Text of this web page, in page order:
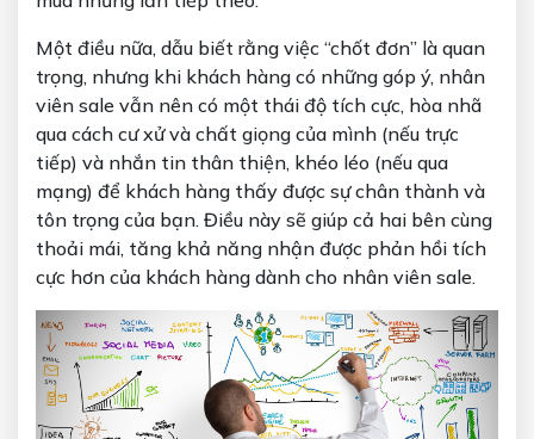
Một điều nữa, dẫu biết rằng việc “chốt đơn” là quan
trọng, nhưng khi khách hàng có những góp ý, nhân
viên sale vẫn nên có một thái độ tích cực, hòa nhã
qua cách cư xử và chất giọng của mình (nếu trực
tiếp) và nhắn tin thân thiện, khéo léo (nếu qua
mạng) để khách hàng thấy được sự chân thành và
tôn trọng của bạn. Điều này sẽ giúp cả hai bên cùng
thoải mái, tăng khả năng nhận được phản hồi tích
cực hơn của khách hàng dành cho nhân viên sale.